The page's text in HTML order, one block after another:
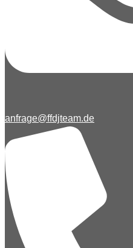
anfrage@ffdjteam.de